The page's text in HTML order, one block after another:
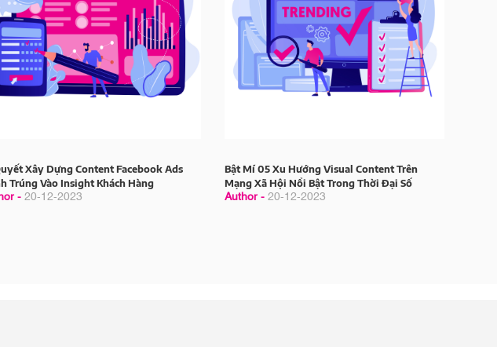
Xây Dựng Content Facebook Ads
Trúng Vào Insight Khách Hàng
- 20-12-2023
Bật Mí 05 Xu Hướng Visual Content Trên
Mạng Xã Hội Nổi Bật Trong Thời Đại Số
Author - 20-12-2023